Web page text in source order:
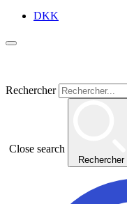
DKK
Rechercher
Close search
Rechercher